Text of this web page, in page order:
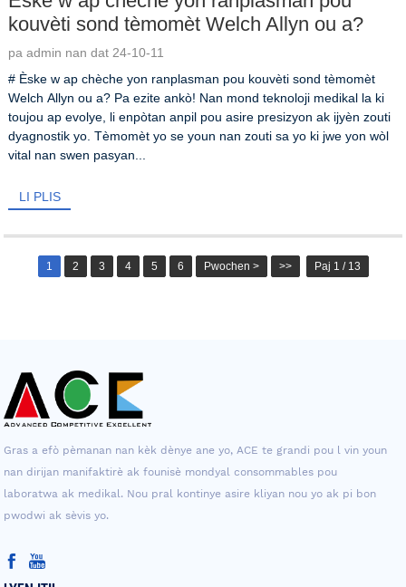
kouvèti sond tèmomèt Welch Allyn ou a?
pa admin nan dat 24-10-11
# Èske w ap chèche yon ranplasman pou kouvèti sond tèmomèt
Welch Allyn ou a? Pa ezite ankò! Nan mond teknoloji medikal la ki
toujou ap evolye, li enpòtan anpil pou asire presizyon ak ijyèn zouti
dyagnostik yo. Tèmomèt yo se youn nan zouti sa yo ki jwe yon wòl
vital nan swen pasyan...
LI PLIS
1 2 3 4 5 6 Pwochen > >> Paj 1 / 13
Gras a efò pèmanan nan kèk dènye ane yo, ACE te grandi pou l vin youn
nan dirijan manifaktirè ak founisè mondyal consommables pou
laboratwa ak medikal. Nou pral kontinye asire kliyan nou yo ak pi bon
pwodwi ak sèvis yo.